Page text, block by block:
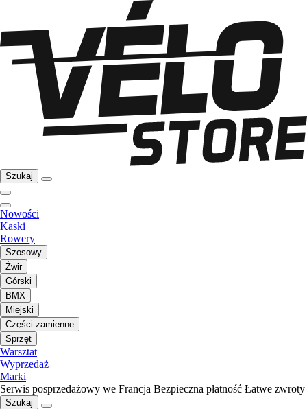
Szukaj
Nowości
Kaski
Rowery
Szosowy
Żwir
Górski
BMX
Miejski
Części zamienne
Sprzęt
Warsztat
Wyprzedaż
Marki
Serwis posprzedażowy we Francja Bezpieczna płatność Łatwe zwroty
Szukaj